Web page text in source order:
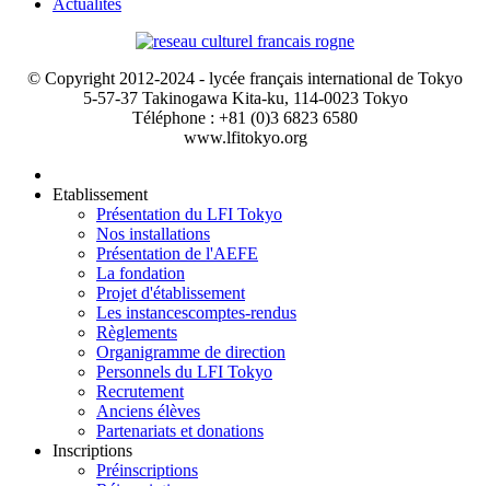
© Copyright 2012-2024 - lycée français international de Tokyo
5-57-37 Takinogawa Kita-ku, 114-0023 Tokyo
Téléphone : +81 (0)3 6823 6580
www.lfitokyo.org
Etablissement
Présentation du LFI Tokyo
Nos installations
Présentation de l'AEFE
La fondation
Projet d'établissement
Les instancescomptes-rendus
Règlements
Organigramme de direction
Personnels du LFI Tokyo
Recrutement
Anciens élèves
Partenariats et donations
Inscriptions
Préinscriptions